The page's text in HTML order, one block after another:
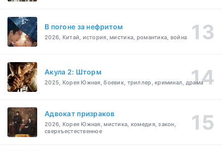
В погоне за нефритом
2026, Китай, история, мистика, романтика, война
Акула 2: Шторм
2025, Корея Южная, боевик, триллер, криминал, драма
Адвокат призраков
2026, Корея Южная, мистика, комедия, закон,
сверхъестественное